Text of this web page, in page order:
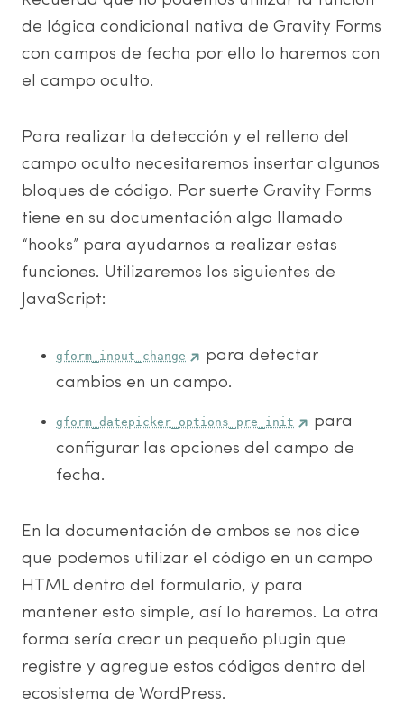
de lógica condicional nativa de Gravity Forms
con campos de fecha por ello lo haremos con
el campo oculto.
Para realizar la detección y el relleno del
campo oculto necesitaremos insertar algunos
bloques de código. Por suerte Gravity Forms
tiene en su documentación algo llamado
“hooks” para ayudarnos a realizar estas
funciones. Utilizaremos los siguientes de
JavaScript:
gform_input_change
para detectar
cambios en un campo.
gform_datepicker_options_pre_init
para
configurar las opciones del campo de
fecha.
En la documentación de ambos se nos dice
que podemos utilizar el código en un campo
HTML dentro del formulario, y para
mantener esto simple, así lo haremos. La otra
forma sería crear un pequeño plugin que
registre y agregue estos códigos dentro del
ecosistema de WordPress.